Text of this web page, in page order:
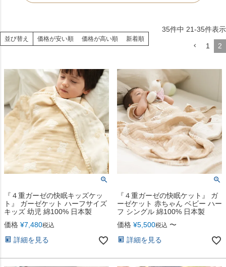
並び替え 価格が安い順 価格が高い順 新着順
35件中 21-35件表示
1 2
『４重ガーゼの快眠キッズケッ
ト』 ガーゼケット ハーフサイズ
キッズ 幼児 綿100% 日本製
価格 ¥7,480税込
詳細を見る
『４重ガーゼの快眠ケット』 ガ
ーゼケット 赤ちゃん ベビー ハー
フ シングル 綿100% 日本製
価格 ¥5,500税込 〜
詳細を見る